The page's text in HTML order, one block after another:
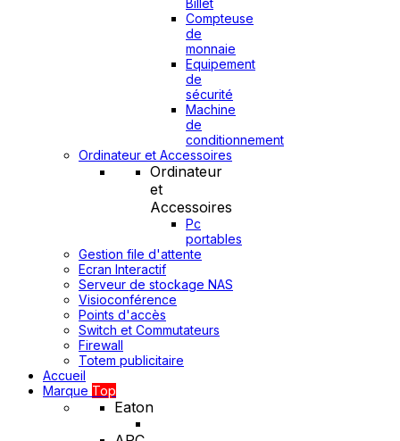
Billet
Compteuse
de
monnaie
Equipement
de
sécurité
Machine
de
conditionnement
Ordinateur et Accessoires
Ordinateur
et
Accessoires
Pc
portables
Gestion file d'attente
Ecran Interactif
Serveur de stockage NAS
Visioconférence
Points d'accès
Switch et Commutateurs
Firewall
Totem publicitaire
Accueil
Marque Top
Eaton